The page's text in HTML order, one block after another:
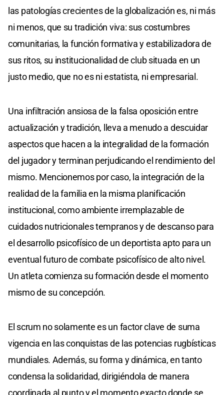
las patologías crecientes de la globalización es, ni más
ni menos, que su tradición viva: sus costumbres
comunitarias, la función formativa y estabilizadora de
sus ritos, su institucionalidad de club situada en un
justo medio, que no es ni estatista, ni empresarial.
Una infiltración ansiosa de la falsa oposición entre
actualización y tradición, lleva a menudo a descuidar
aspectos que hacen a la integralidad de la formación
del jugador y terminan perjudicando el rendimiento del
mismo. Mencionemos por caso, la integración de la
realidad de la familia en la misma planificación
institucional, como ambiente irremplazable de
cuidados nutricionales tempranos y de descanso para
el desarrollo psicofísico de un deportista apto para un
eventual futuro de combate psicofísico de alto nivel.
Un atleta comienza su formación desde el momento
mismo de su concepción.
El scrum no solamente es un factor clave de suma
vigencia en las conquistas de las potencias rugbísticas
mundiales. Además, su forma y dinámica, en tanto
condensa la solidaridad, dirigiéndola de manera
coordinada al punto y el momento exacto donde se